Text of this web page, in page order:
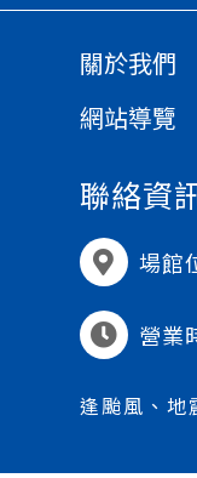
關於我們
網站導覽
聯絡資
場館
營業
逢颱風、地